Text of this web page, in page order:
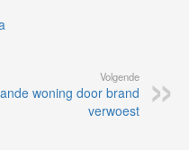
Volgende
woning door brand
verwoest